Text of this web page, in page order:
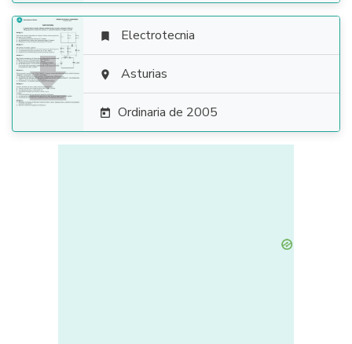

 Electrotecnia
 Asturias
 Ordinaria de 2005